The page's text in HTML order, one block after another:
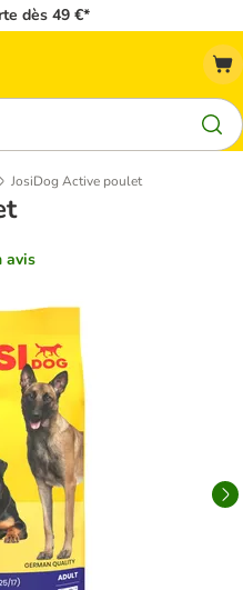
dès 49 €*
JosiDog Active poulet
avis